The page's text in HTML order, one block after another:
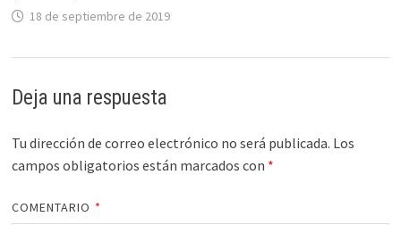
18 de septiembre de 2019
Deja una respuesta
Tu dirección de correo electrónico no será publicada. Los
campos obligatorios están marcados con *
COMENTARIO *